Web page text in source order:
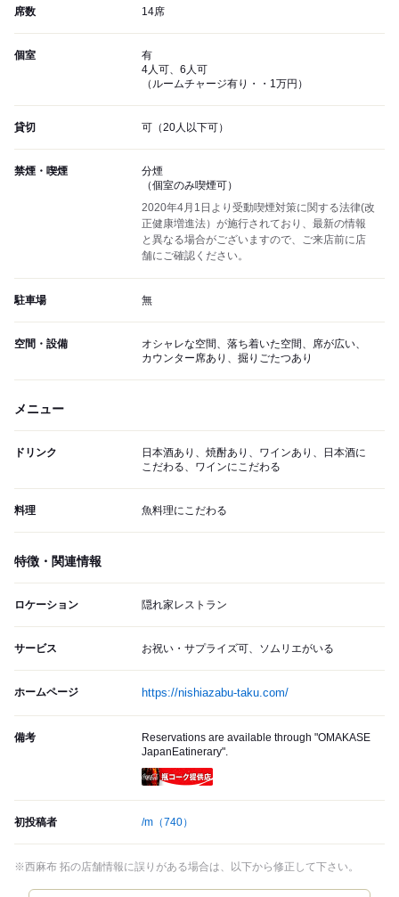
席数 14席
個室
有
4人可、6人可
（ルームチャージ有り・・1万円）
貸切 可（20人以下可）
禁煙・喫煙
分煙
（個室のみ喫煙可）
2020年4月1日より受動喫煙対策に関する法律(改
正健康増進法）が施行されており、最新の情報
と異なる場合がございますので、ご来店前に店
舗にご確認ください。
駐車場 無
空間・設備
オシャレな空間、落ち着いた空間、席が広い、
カウンター席あり、掘りごたつあり
メニュー
ドリンク
日本酒あり、焼酎あり、ワインあり、日本酒に
こだわる、ワインにこだわる
料理 魚料理にこだわる
特徴・関連情報
ロケーション 隠れ家レストラン
サービス お祝い・サプライズ可、ソムリエがいる
ホームページ https://nishiazabu-taku.com/
備考
Reservations are available through "OMAKASE
JapanEatinerary".
初投稿者 /m （740）
※西麻布 拓の店舗情報に誤りがある場合は、以下から修正して下さい。